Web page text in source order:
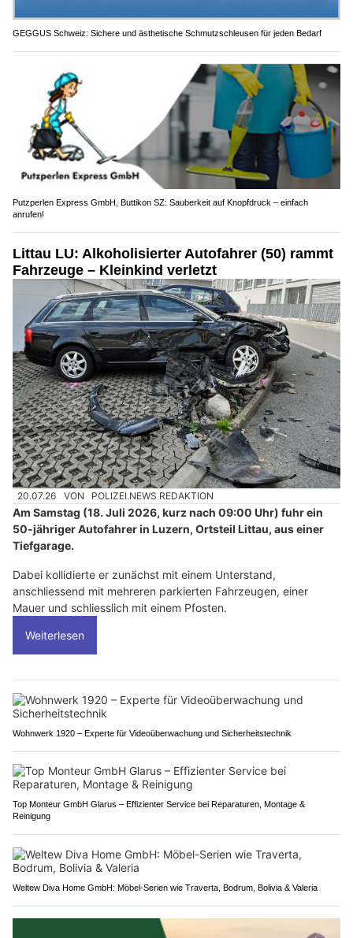
GEGGUS Schweiz: Sichere und ästhetische Schmutzschleusen für jeden Bedarf
Putzperlen Express GmbH, Buttikon SZ: Sauberkeit auf Knopfdruck – einfach
anrufen!
Littau LU: Alkoholisierter Autofahrer (50) rammt
Fahrzeuge – Kleinkind verletzt
20.07.26 VON POLIZEI.NEWS REDAKTION
Am Samstag (18. Juli 2026, kurz nach 09:00 Uhr) fuhr ein
50-jähriger Autofahrer in Luzern, Ortsteil Littau, aus einer
Tiefgarage.
Dabei kollidierte er zunächst mit einem Unterstand,
anschliessend mit mehreren parkierten Fahrzeugen, einer
Mauer und schliesslich mit einem Pfosten.
Weiterlesen
Wohnwerk 1920 – Experte für Videoüberwachung und Sicherheitstechnik
Top Monteur GmbH Glarus – Effizienter Service bei Reparaturen, Montage &
Reinigung
Weltew Diva Home GmbH: Möbel-Serien wie Traverta, Bodrum, Bolivia & Valeria